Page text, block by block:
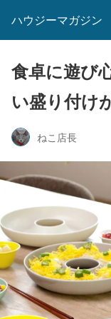
ハウジーマガジン
食卓に遊び
い盛り付け
ねこ店長